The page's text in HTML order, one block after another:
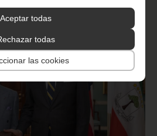
Aceptar todas
todas
las cookies